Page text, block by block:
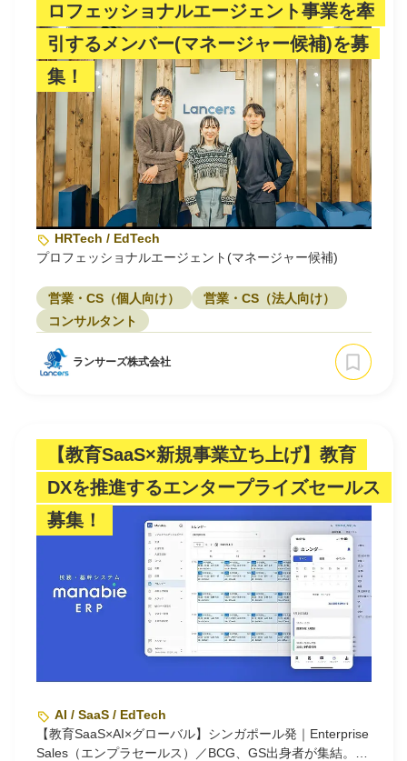
ロフェッショナルエージェント事業を牽
引するメンバー(マネージャー候補)を募
集！
HRTech / EdTech
プロフェッショナルエージェント(マネージャー候補)
営業・CS（個人向け）
営業・CS（法人向け）
コンサルタント
ランサーズ株式会社
【教育SaaS×新規事業立ち上げ】教育
DXを推進するエンタープライズセールス
募集！
AI / SaaS / EdTech
【教育SaaS×AI×グローバル】シンガポール発｜Enterprise
Sales（エンプラセールス）／BCG、GS出身者が集結。ア